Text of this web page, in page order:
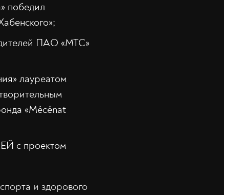
победил
ПАО «МТС»
лауреатом
«Mécénat
с проектом
и здорового